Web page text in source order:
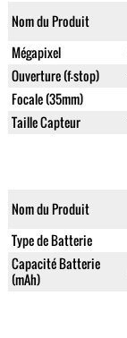
Nom du Produit
Mégapixel
Ouverture (f-stop)
Focale (35mm)
Taille Capteur
Nom du Produit
Type de Batterie
Capacité Batterie
(mAh)